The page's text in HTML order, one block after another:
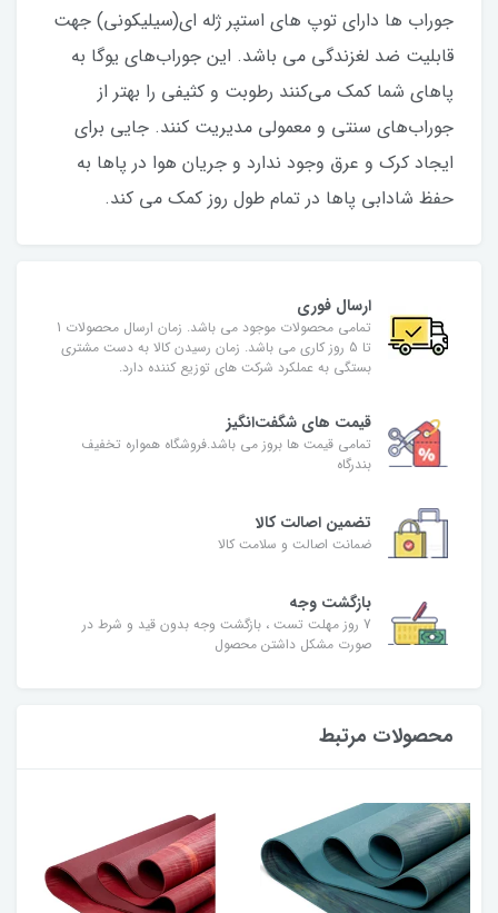
جوراب ها دارای توپ های استپر ژله ای(سیلیکونی) جهت
قابلیت ضد لغزندگی می باشد. این جوراب‌های یوگا به
پاهای شما کمک می‌کنند رطوبت و کثیفی را بهتر از
جوراب‌های سنتی و معمولی مدیریت کنند. جایی برای
ایجاد کرک و عرق وجود ندارد و جریان هوا در پاها به
حفظ شادابی پاها در تمام طول روز کمک می کند.
ارسال فوری
تمامی محصولات موجود می باشد. زمان ارسال محصولات 1
تا 5 روز کاری می باشد. زمان رسیدن کالا به دست مشتری
بستگی به عملکرد شرکت های توزیع کننده دارد.
قیمت های شگفت‌انگیز
تمامی قیمت ها بروز می باشد.فروشگاه همواره تخفیف
بندرگاه
تضمین اصالت کالا
ضمانت اصالت و سلامت کالا
بازگشت وجه
7 روز مهلت تست ، بازگشت وجه بدون قید و شرط در
صورت مشکل داشتن محصول
محصولات مرتبط